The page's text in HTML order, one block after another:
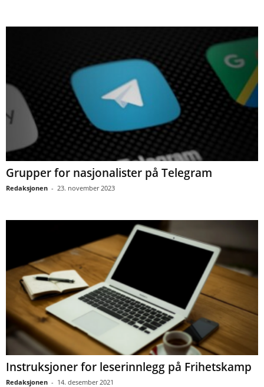
Grupper for nasjonalister på Telegram
Redaksjonen - 23. november 2023
Instruksjoner for leserinnlegg på Frihetskamp
Redaksjonen - 14. desember 2021